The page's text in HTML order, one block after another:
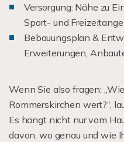
Versorgung: Nähe zu
Sport- und
Bebauungsplan &
Erweiterungen,
Wenn Sie also fragen:
Rommerskirchen wert?“,
Es hängt nicht nur vom
davon, wo genau und wie